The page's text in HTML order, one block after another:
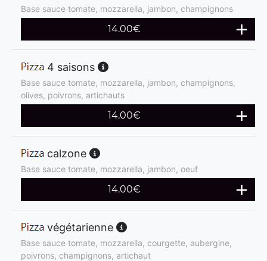
Base sauce tomate, mozzarella, jambon, champignons
14.00€
4 saisons
Base sauce tomate, mozzarella, jambon, champignons,
olives, poivrons, artichauts
14.00€
calzone
Base sauce tomate, mozzarella, jambon, oeuf
14.00€
végétarienne
Base sauce tomate, mozzarella, courgette, aubergine,
poivrons, champignons, artichaut